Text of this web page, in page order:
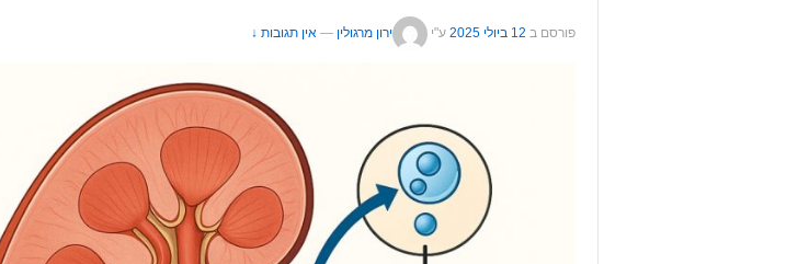
פורסם ב 12 ביולי 2025 ע"י ירון מרגולין — אין תגובות ↓